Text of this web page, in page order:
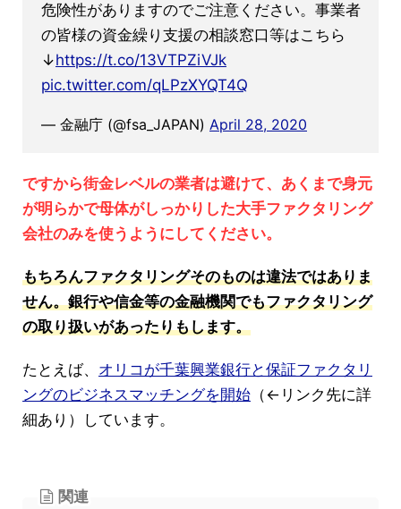
危険性がありますのでご注意ください。事業者
の皆様の資金繰り支援の相談窓口等はこちら
↓https://t.co/13VTPZiVJk
pic.twitter.com/qLPzXYQT4Q
— 金融庁 (@fsa_JAPAN) April 28, 2020
ですから街金レベルの業者は避けて、あくまで身元
が明らかで母体がしっかりした大手ファクタリング
会社のみを使うようにしてください。
もちろんファクタリングそのものは違法ではありま
せん。銀行や信金等の金融機関でもファクタリング
の取り扱いがあったりもします。
たとえば、 オリコが千葉興業銀行と保証ファクタリ
ングのビジネスマッチングを開始 （←リンク先に詳
細あり）しています。
関連